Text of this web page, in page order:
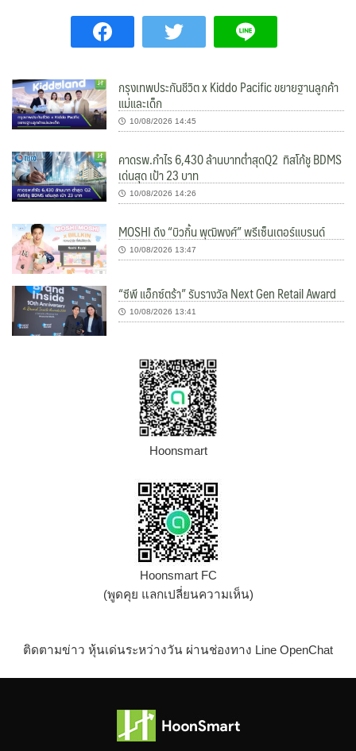
กรุงเทพประกันชีวิต x Kiddo Pacific ขยายฐานลูกค้า
แม่และเด็ก
10/08/2026 14:45
คาดรพ.กำไร 6,430 ล้านบาทต่ำสุดQ2 ทิสโก้ชู BDMS
เด่นสุด เป้า 23 บาท
10/08/2026 14:26
MOSHI ดึง “บิวกิ้น พุฒิพงศ์” พรีเซ็นเตอร์แบรนด์
10/08/2026 13:47
“ซีพี แอ็กซ์ตร้า” รับรางวัล Next Gen Retail Award
10/08/2026 13:41
Hoonsmart
Hoonsmart FC
(พูดคุย แลกเปลี่ยนความเห็น)
ติดตามข่าว หุ้นเด่นระหว่างวัน ผ่านช่องทาง Line OpenChat